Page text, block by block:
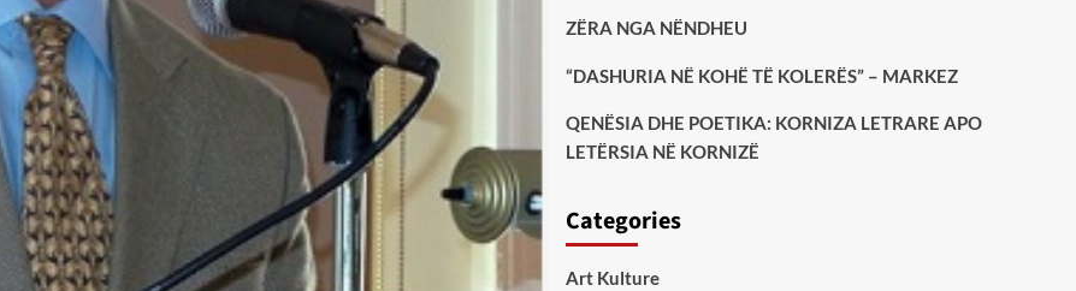
ZËRA NGA NËNDHEU
“DASHURIA NË KOHË TË KOLERËS” – MARKEZ
QENËSIA DHE POETIKA: KORNIZA LETRARE APO
LETËRSIA NË KORNIZË
Categories
Art Kulture